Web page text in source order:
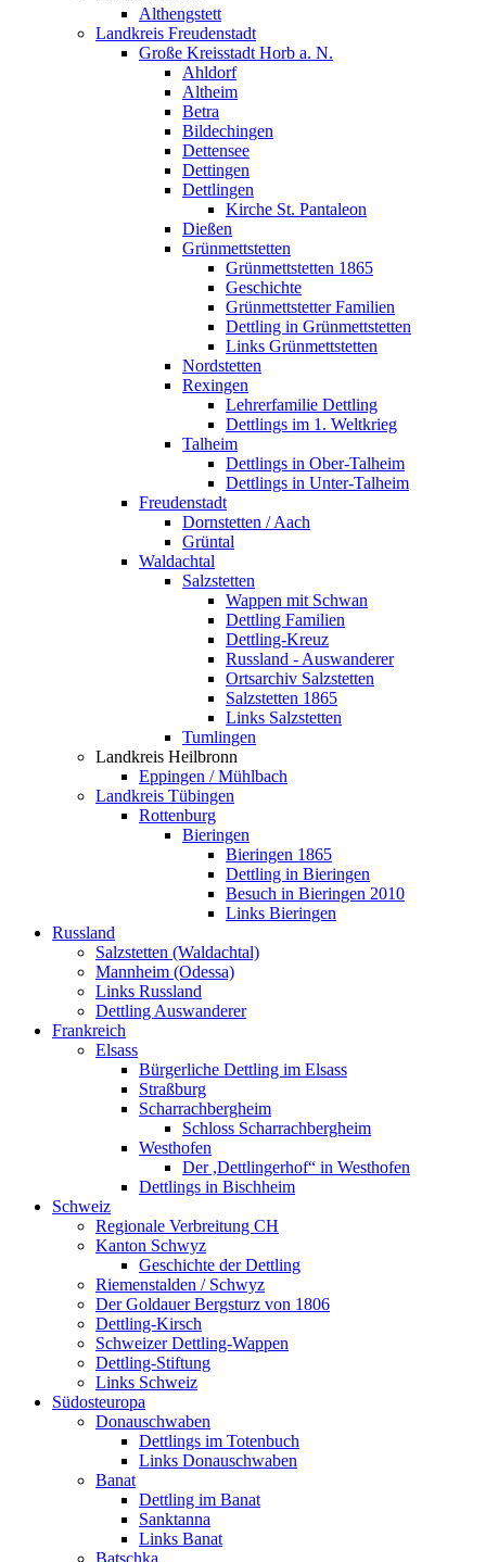
Althengstett
Landkreis Freudenstadt
Große Kreisstadt Horb a. N.
Ahldorf
Altheim
Betra
Bildechingen
Dettensee
Dettingen
Dettlingen
Kirche St. Pantaleon
Dießen
Grünmettstetten
Grünmettstetten 1865
Geschichte
Grünmettstetter Familien
Dettling in Grünmettstetten
Links Grünmettstetten
Nordstetten
Rexingen
Lehrerfamilie Dettling
Dettlings im 1. Weltkrieg
Talheim
Dettlings in Ober-Talheim
Dettlings in Unter-Talheim
Freudenstadt
Dornstetten / Aach
Grüntal
Waldachtal
Salzstetten
Wappen mit Schwan
Dettling Familien
Dettling-Kreuz
Russland - Auswanderer
Ortsarchiv Salzstetten
Salzstetten 1865
Links Salzstetten
Tumlingen
Landkreis Heilbronn
Eppingen / Mühlbach
Landkreis Tübingen
Rottenburg
Bieringen
Bieringen 1865
Dettling in Bieringen
Besuch in Bieringen 2010
Links Bieringen
Russland
Salzstetten (Waldachtal)
Mannheim (Odessa)
Links Russland
Dettling Auswanderer
Frankreich
Elsass
Bürgerliche Dettling im Elsass
Straßburg
Scharrachbergheim
Schloss Scharrachbergheim
Westhofen
Der ,Dettlingerhof“ in Westhofen
Dettlings in Bischheim
Schweiz
Regionale Verbreitung CH
Kanton Schwyz
Geschichte der Dettling
Riemenstalden / Schwyz
Der Goldauer Bergsturz von 1806
Dettling-Kirsch
Schweizer Dettling-Wappen
Dettling-Stiftung
Links Schweiz
Südosteuropa
Donauschwaben
Dettlings im Totenbuch
Links Donauschwaben
Banat
Dettling im Banat
Sanktanna
Links Banat